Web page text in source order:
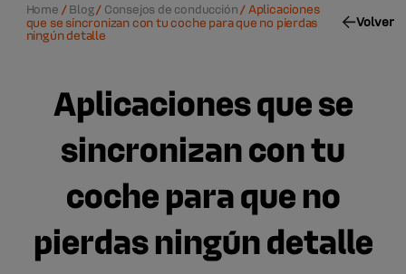
Home /Blog/ Consejos de conducción / Aplicaciones
que se sincronizan con tu coche para que no pierdas
ningún detalle
Volver
Aplicaciones que se
sincronizan con tu
coche para que no
pierdas ningún detalle